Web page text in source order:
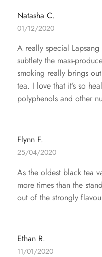
Natasha C.
01/12/2020
A really special
subtlety the mass-
smoking really brings
tea. I love that it’s so
polyphenols and other
Flynn F.
25/04/2020
As the oldest black tea
more times than the
out of the strongly
Ethan R.
11/01/2020